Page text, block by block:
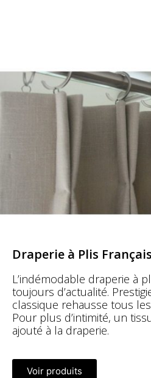
Draperie à Plis Français
L’indémodable draperie à
toujours d’actualité.
classique rehausse tous
Pour plus d’intimité, un
ajouté à la draperie.
Voir produits